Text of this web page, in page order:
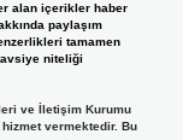
alan içerikler haber
paylaşım
tamamen
niteliği
ve İletişim Kurumu
hizmet vermektedir. Bu